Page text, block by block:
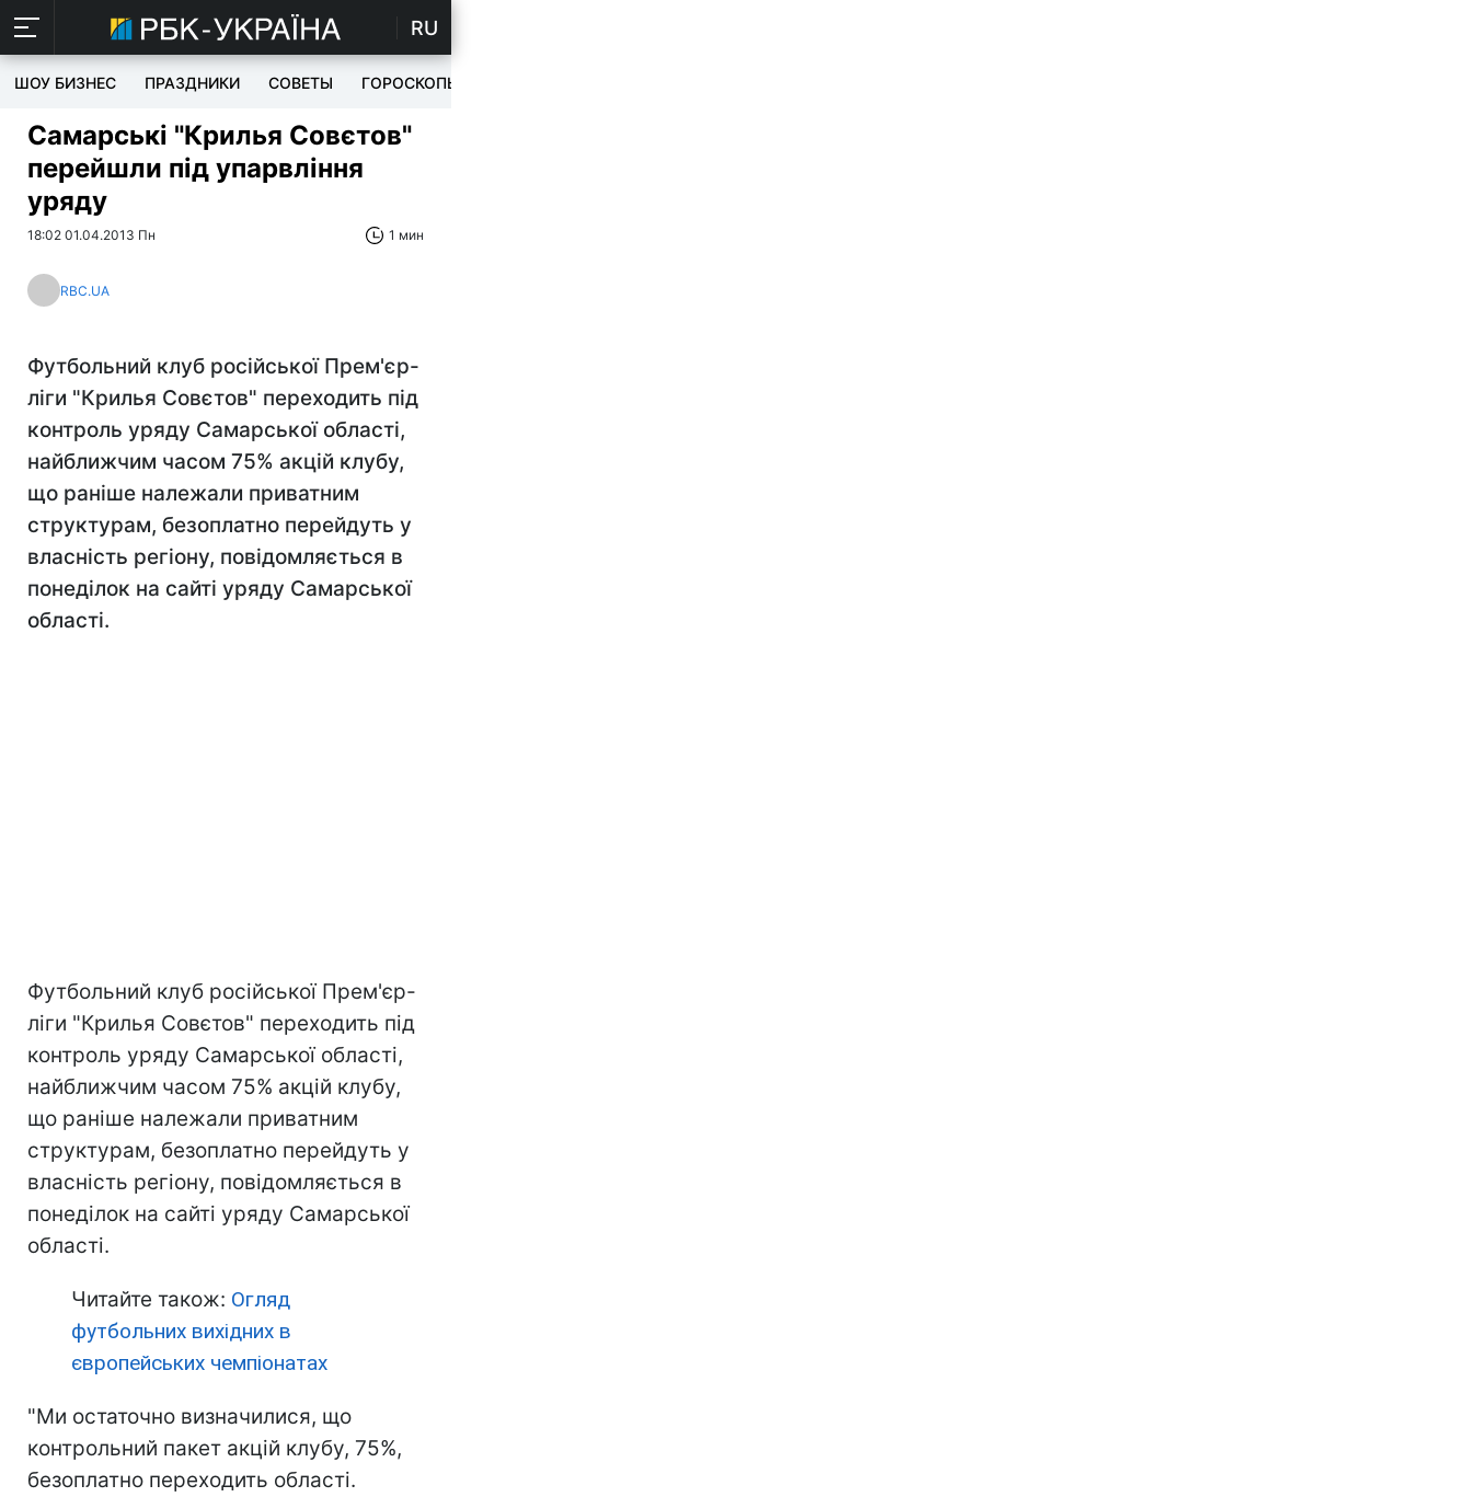
RU
ШОУ БИЗНЕС ПРАЗДНИКИ СОВЕТЫ ГОРОСКОПЫ
Самарські "Крилья Совєтов"
перейшли під упарвління
уряду
18:02 01.04.2013 Пн 1 мин
RBC.UA
Футбольний клуб російської Прем'єр-
ліги "Крилья Совєтов" переходить під
контроль уряду Самарської області,
найближчим часом 75% акцій клубу,
що раніше належали приватним
структурам, безоплатно перейдуть у
власність регіону, повідомляється в
понеділок на сайті уряду Самарської
області.
Футбольний клуб російської Прем'єр-
ліги "Крилья Совєтов" переходить під
контроль уряду Самарської області,
найближчим часом 75% акцій клубу,
що раніше належали приватним
структурам, безоплатно перейдуть у
власність регіону, повідомляється в
понеділок на сайті уряду Самарської
області.
Читайте також: Огляд
футбольних вихідних в
європейських чемпіонатах
"Ми остаточно визначилися, що
контрольний пакет акцій клубу, 75%,
безоплатно переходить області.